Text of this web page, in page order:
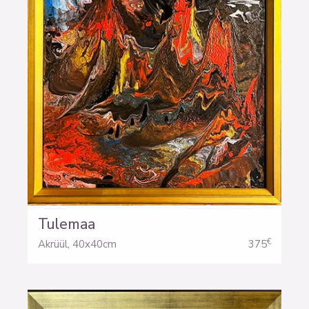
Tulemaa
Akrüül, 40x40cm 375€